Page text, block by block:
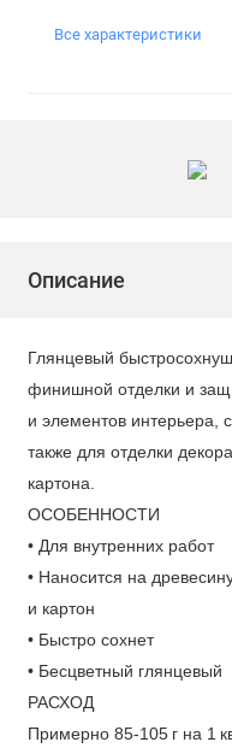
Все характеристики
Описание
Глянцевый
финишной отделки и
и элементов
также для отделки
картона.
ОСОБЕННОСТИ
• Для внутренних работ
• Наносится на
и картон
• Быстро сохнет
• Бесцветный глянцевый
РАСХОД
Примерно 85-105 г на 1